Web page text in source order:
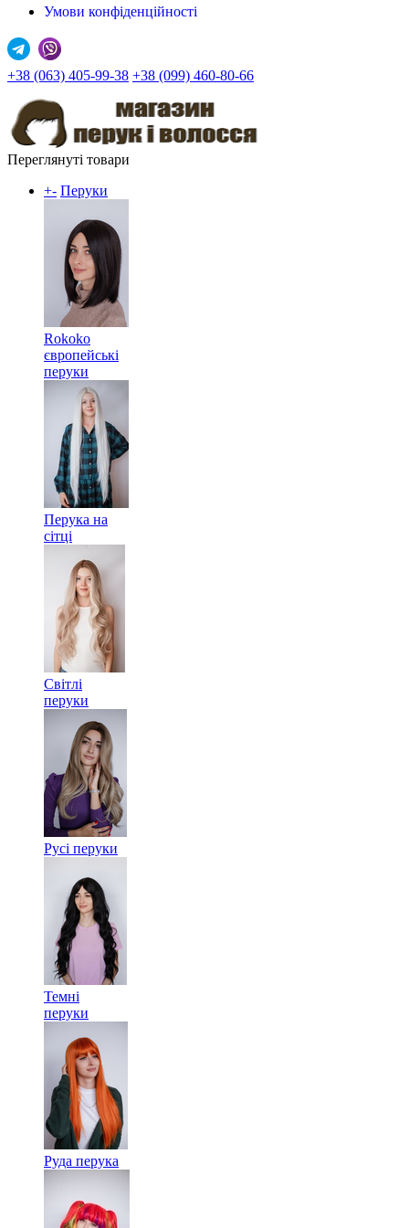
Умови конфіденційності
+38 (063) 405-99-38 +38 (099) 460-80-66
Переглянуті товари
+- Перуки
Rokoko
європейські
перуки
Перука на
сітці
Світлі
перуки
Русі перуки
Темні
перуки
Руда перука